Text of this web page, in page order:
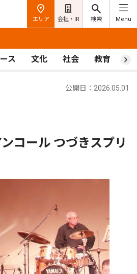
エリア 会社・IR 検索 Menu
ス 文化 社会 教育 ス
公開日：2026.05.01
コール つづきスプリ